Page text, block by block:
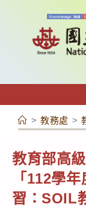
容
> 教務處 >
教育部高
「112學
習：SOIL